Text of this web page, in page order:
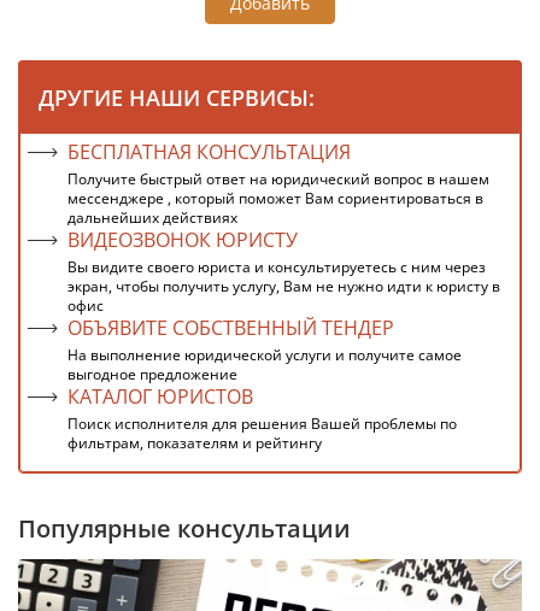
ДРУГИЕ НАШИ СЕРВИСЫ:
БЕСПЛАТНАЯ КОНСУЛЬТАЦИЯ
Получите быстрый ответ на юридический вопрос в нашем
мессенджере , который поможет Вам сориентироваться в
дальнейших действиях
ВИДЕОЗВОНОК ЮРИСТУ
Вы видите своего юриста и консультируетесь с ним через
экран, чтобы получить услугу, Вам не нужно идти к юристу в
офис
ОБЪЯВИТЕ СОБСТВЕННЫЙ ТЕНДЕР
На выполнение юридической услуги и получите самое
выгодное предложение
КАТАЛОГ ЮРИСТОВ
Поиск исполнителя для решения Вашей проблемы по
фильтрам, показателям и рейтингу
Популярные консультации